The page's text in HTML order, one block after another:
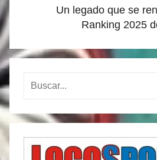
Un legado que se
Ranking 2025
Buscar: